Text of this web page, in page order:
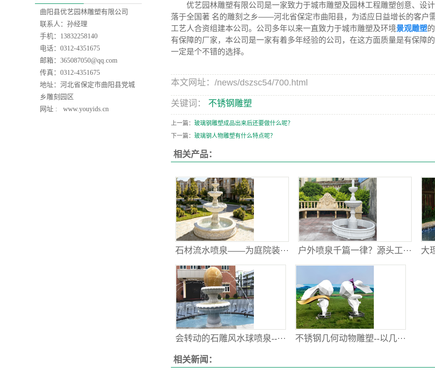
曲阳县优艺园林雕塑有限公司
联系人：孙经理
手机：13832258140
电话：0312-4351675
邮箱：365087050@qq.com
传真：0312-4351675
地址：河北省保定市曲阳县党城
乡雕刻园区
网址 : www.youyids.cn
优艺园林雕塑有限公司是一家致力于城市雕塑及园林工程雕塑创意、设
落于全国著 名的雕刻之乡——河北省保定市曲阳县，为适应日益增长的客户
工艺人合资组建本公司。公司多年以来一直致力于城市雕塑及环境景观雕塑
有保障的厂家，本公司是一家有着多年经验的公司，在这方面质量是有保障
一定是个不错的选择。
本文网址：/news/dszsc54/700.html
关键词： 不锈钢雕塑
上一篇： 玻璃钢雕塑成品出来后还要做什么呢？
下一篇： 玻璃钢人物雕塑有什么特点呢？
相关产品：
石材流水喷泉——为庭院装··· 户外喷泉千篇一律？源头工··· 大
会转动的石雕风水球喷泉--··· 不锈钢几何动物雕塑--以几···
相关新闻：